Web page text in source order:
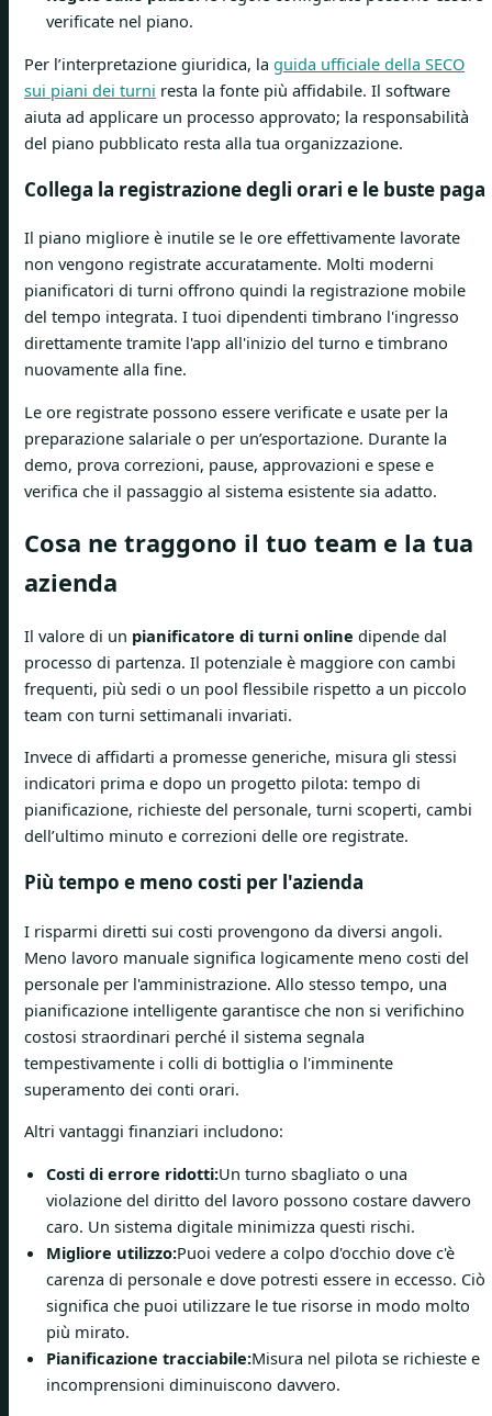
verificate nel piano.
Per l’interpretazione giuridica, la guida ufficiale della SECO
sui piani dei turni resta la fonte più affidabile. Il software
aiuta ad applicare un processo approvato; la responsabilità
del piano pubblicato resta alla tua organizzazione.
Collega la registrazione degli orari e le buste paga
Il piano migliore è inutile se le ore effettivamente lavorate
non vengono registrate accuratamente. Molti moderni
pianificatori di turni offrono quindi la registrazione mobile
del tempo integrata. I tuoi dipendenti timbrano l'ingresso
direttamente tramite l'app all'inizio del turno e timbrano
nuovamente alla fine.
Le ore registrate possono essere verificate e usate per la
preparazione salariale o per un’esportazione. Durante la
demo, prova correzioni, pause, approvazioni e spese e
verifica che il passaggio al sistema esistente sia adatto.
Cosa ne traggono il tuo team e la tua
azienda
Il valore di un pianificatore di turni online dipende dal
processo di partenza. Il potenziale è maggiore con cambi
frequenti, più sedi o un pool flessibile rispetto a un piccolo
team con turni settimanali invariati.
Invece di affidarti a promesse generiche, misura gli stessi
indicatori prima e dopo un progetto pilota: tempo di
pianificazione, richieste del personale, turni scoperti, cambi
dell’ultimo minuto e correzioni delle ore registrate.
Più tempo e meno costi per l'azienda
I risparmi diretti sui costi provengono da diversi angoli.
Meno lavoro manuale significa logicamente meno costi del
personale per l'amministrazione. Allo stesso tempo, una
pianificazione intelligente garantisce che non si verifichino
costosi straordinari perché il sistema segnala
tempestivamente i colli di bottiglia o l'imminente
superamento dei conti orari.
Altri vantaggi finanziari includono:
Costi di errore ridotti:Un turno sbagliato o una
violazione del diritto del lavoro possono costare davvero
caro. Un sistema digitale minimizza questi rischi.
Migliore utilizzo:Puoi vedere a colpo d'occhio dove c'è
carenza di personale e dove potresti essere in eccesso. Ciò
significa che puoi utilizzare le tue risorse in modo molto
più mirato.
Pianificazione tracciabile:Misura nel pilota se richieste e
incomprensioni diminuiscono davvero.